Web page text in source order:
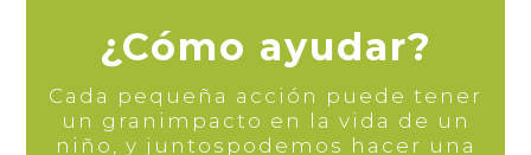
¿Cómo ayudar?
Cada pequeña acción puede tener
un gran impacto en la vida de un
niño, y juntos podemos hacer una